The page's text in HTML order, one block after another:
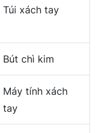
Túi xách tay
Bút chì kim
Máy tính xách
tay